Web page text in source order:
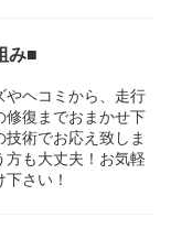
み■
やヘコミから、走行
修復までおまかせ下
術でお応え致しま
方も大丈夫！お気軽
さい！